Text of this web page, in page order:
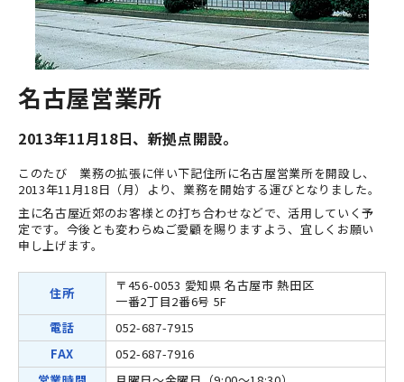
名古屋営業所
2013年11月18日、新拠点開設。
このたび 業務の拡張に伴い下記住所に名古屋営業所を開設し、
2013年11月18日（月）より、業務を開始する運びとなりました。
主に名古屋近郊のお客様との打ち合わせなどで、活用していく予
定です。今後とも変わらぬご愛顧を賜りますよう、宜しくお願い
申し上げます。
住所
〒456-0053 愛知県 名古屋市 熱田区
一番2丁目2番6号 5F
電話
052-687-7915
FAX
052-687-7916